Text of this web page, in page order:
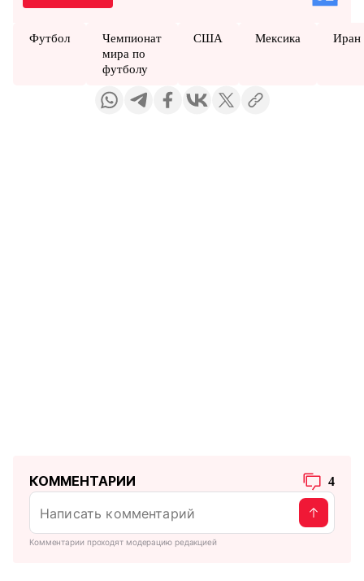
Футбол
Чемпионат
мира по
футболу
США Мексика Иран
КОММЕНТАРИИ 4
Комментарии проходят модерацию редакцией